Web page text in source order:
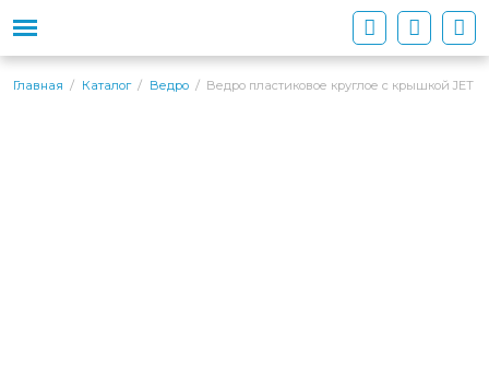
Главная Каталог Ведро Ведро пластиковое круглое с крышкой JET